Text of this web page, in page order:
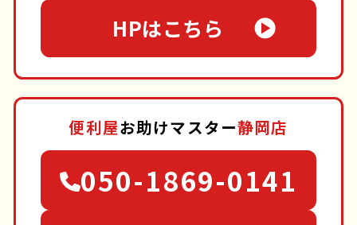
HPはこちら
便利屋お助けマスター静岡店
050-1869-0141